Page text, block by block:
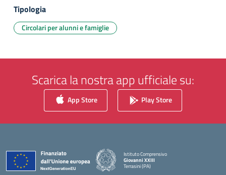
Tipologia
Circolari per alunni e famiglie
Scarica la nostra app ufficiale su:
App Store Play Store
Istituto Comprensivo
Giovanni XXIII
Terrasini (PA)